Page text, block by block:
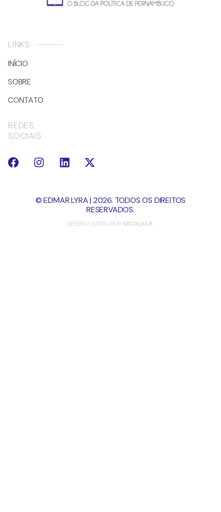
LINKS
INÍCIO
SOBRE
CONTATO
REDES
SOCIAIS
© EDMAR LYRA | 2026. TODOS OS DIREITOS
RESERVADOS.
DESENVOLVIDO POR NICOLAS R.